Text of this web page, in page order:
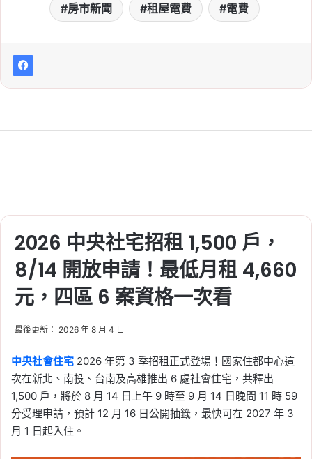
房市新聞 租屋電費 電費
2026 中央社宅招租 1,500 戶，
8/14 開放申請！最低月租 4,660
元，四區 6 案資格一次看
最後更新： 2026 年 8 月 4 日
中央社會住宅 2026 年第 3 季招租正式登場！國家住都中心這
次在新北、南投、台南及高雄推出 6 處社會住宅，共釋出
1,500 戶，將於 8 月 14 日上午 9 時至 9 月 14 日晚間 11 時 59
分受理申請，預計 12 月 16 日公開抽籤，最快可在 2027 年 3
月 1 日起入住。